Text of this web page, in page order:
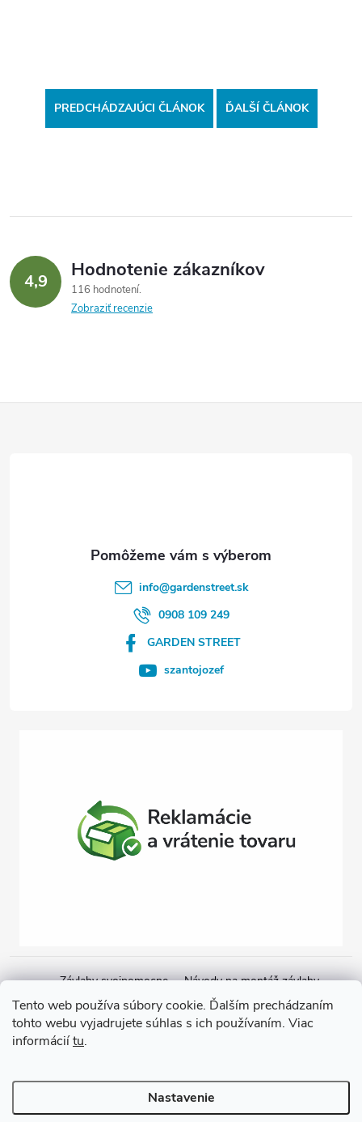
Tento web používa súbory cookie. Ďalším prechádzaním
tohto webu vyjadrujete súhlas s ich používaním. Viac
informáciítu.
Nastavenie
PREDCHÁDZAJÚCI ČLÁNOK ĎALŠÍ ČLÁNOK
4,9 Hodnotenie zákazníkov
116 hodnotení
Zobraziť recenzie
info@gardenstreet.sk
0908 109 249
GARDEN STREET
szantojozef
Závlahy svojpomocne
Návody na montáž závlahy
Cenová ponuka na závlahu
Blogové články
Čerpacie zostavy
Poradenstvo
Ponorné čerpadlá
Vytvoril Shoptet
Copyright 2026GARDEN STREET. Všetky práva vyhradené.